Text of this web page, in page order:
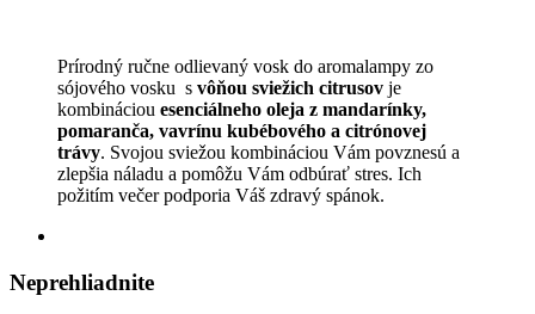
Prírodný ručne odlievaný vosk do aromalampy zo
sójového vosku s vôňou sviežich citrusov je
kombináciou esenciálneho oleja z mandarínky,
pomaranča, vavrínu kubébového a citrónovej
trávy. Svojou sviežou kombináciou Vám povznesú a
zlepšia náladu a pomôžu Vám odbúrať stres. Ich
požitím večer podporia Váš zdravý spánok.
Neprehliadnite